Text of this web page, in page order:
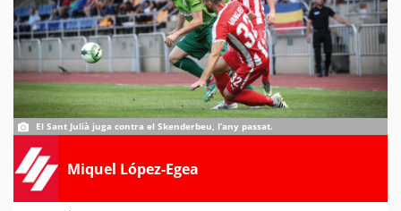
El Sant Julià juga contra el Skenderbeu, l’any passat.
Miquel López-Egea